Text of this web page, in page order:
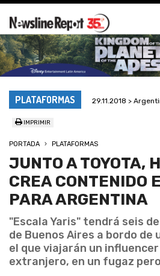
PLATAFORMAS 29.11.2018 >
IMPRIMIR
PORTADA PLATAFORMAS
JUNTO A TOYOTA,
CREA CONTENIDO
PARA ARGENTINA
"Escala Yaris" tendrá seis
de Buenos Aires a bordo de
el que viajarán un
extranjero, en un fugaz